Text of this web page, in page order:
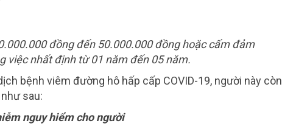
đồng đến 50.000.000 đồng hoặc cấm đảm
việc nhất định từ 01 năm đến 05 năm.
bệnh viêm đường hô hấp cấp COVID-19, người này còn
sau:
nguy hiểm cho người